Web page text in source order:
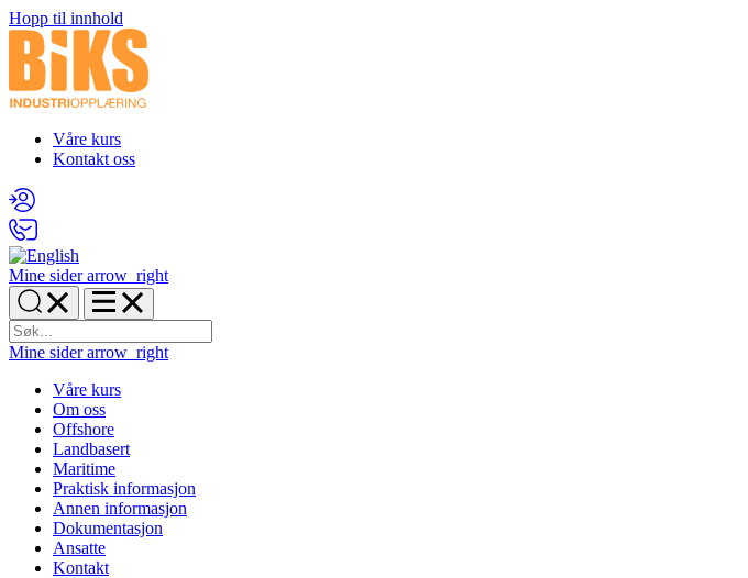
Hopp til innhold
Våre kurs
Kontakt oss
Mine sider arrow_right
Mine sider arrow_right
Våre kurs
Om oss
Offshore
Landbasert
Maritime
Praktisk informasjon
Annen informasjon
Dokumentasjon
Ansatte
Kontakt